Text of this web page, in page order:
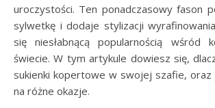
uroczystości. Ten ponadczasowy fason
sylwetkę i dodaje stylizacji
się niesłabnącą popularnością wśród
świecie. W tym artykule dowiesz się,
sukienki kopertowe w swojej szafie,
na różne okazje.